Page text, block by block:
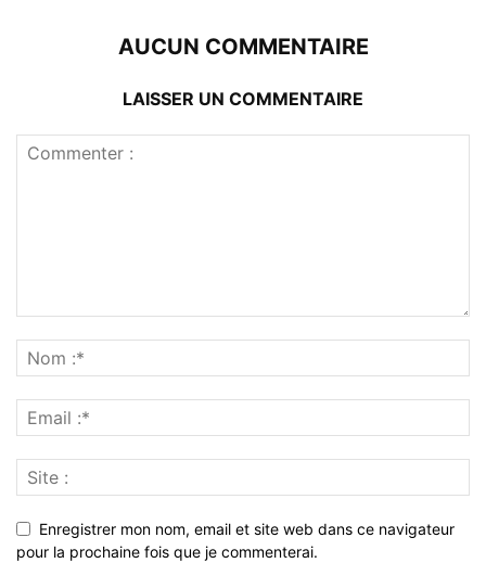
AUCUN COMMENTAIRE
LAISSER UN COMMENTAIRE
Enregistrer mon nom, email et site web dans ce navigateur
pour la prochaine fois que je commenterai.